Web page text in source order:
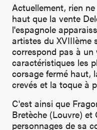
Actuellement, rien
haut que la vente
l'espagnole
artistes du XVIIIème
correspond pas à un
caractéristiques les
corsage fermé haut,
crevés et la toque à
C'est ainsi que
Bretèche (Louvre) et
personnages de sa